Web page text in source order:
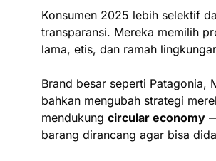
Konsumen 2025 lebih selektif
transparansi. Mereka memilih
lama, etis, dan ramah
Brand besar seperti Patagonia,
bahkan mengubah strategi
mendukung circular economy—
barang dirancang agar bisa